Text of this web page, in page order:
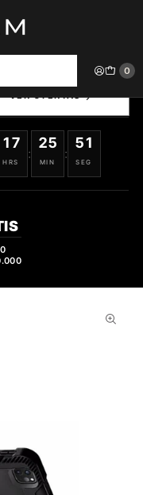
0
SELECCIONADOS
17
HRS
:
25
MIN
:
50
SEG